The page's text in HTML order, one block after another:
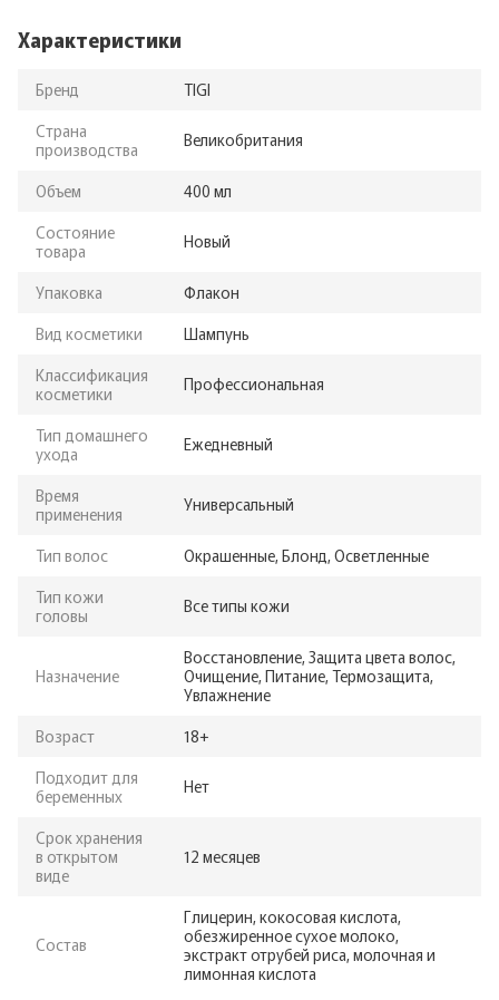
Характеристики
Бренд
TIGI
Страна
производства
Великобритания
Объем
400 мл
Состояние
товара
Новый
Упаковка
Флакон
Вид косметики
Шампунь
Классификация
косметики
Профессиональная
Тип домашнего
ухода
Ежедневный
Время
применения
Универсальный
Тип волос
Окрашенные, Блонд, Осветленные
Тип кожи
головы
Все типы кожи
Назначение
Восстановление, Защита цвета волос,
Очищение, Питание, Термозащита,
Увлажнение
Возраст
18+
Подходит для
беременных
Нет
Срок хранения
в открытом
виде
12 месяцев
Состав
Глицерин, кокосовая кислота,
обезжиренное сухое молоко,
экстракт отрубей риса, молочная и
лимонная кислота